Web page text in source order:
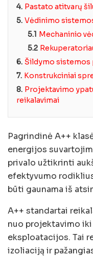
4. Pastato atitvarų
5. Vėdinimo
5.1 Mechaninio
5.2
6. Šildymo sistemos
7. Konstrukciniai
8. Projektavimo
reikalavimai
Pagrindinė A++
energijos
privalo užtikrinti
efektyvumo
būti gaunama iš
A++ standartai
nuo projektavimo
eksploatacijos. Tai
izoliaciją ir